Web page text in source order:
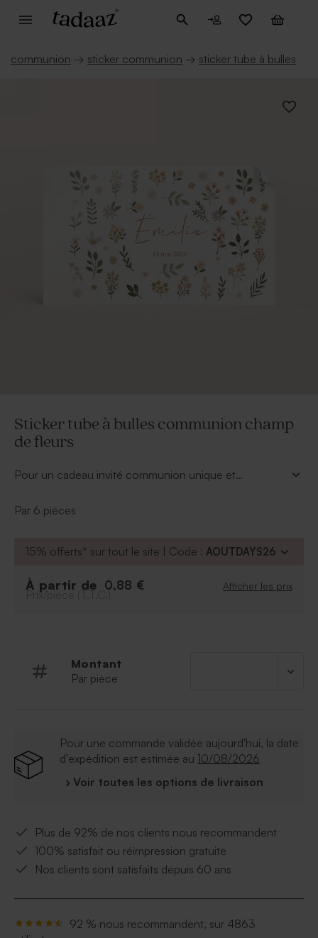
communion → sticker communion → sticker tube à bulles
Sticker tube à bulles communion champ
de fleurs
Pour un cadeau invité communion unique et
communion champ de fleurs. Rendez-vous dans notre
choix.
Par 6 pièces
15% offerts* sur tout le site | Code : AOUTDAYS26
À partir de 0,88 € Afficher les prix
Prix/pièce (T.T.C.)
Montant
Par pièce
Pour une commande validée aujourd'hui, la date
d'expédition est estimée au 10/08/2026
› Voir toutes les options de livraison
Plus de 92% de nos clients nous recommandent
100% satisfait ou réimpression gratuite
Nos clients sont satisfaits depuis 60 ans
92 % nous recommandent, sur 4863